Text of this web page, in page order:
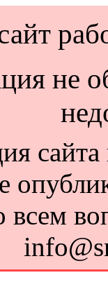
не
сайта
всем